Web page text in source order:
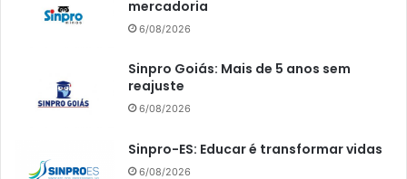
mercadoria
6/08/2026
Sinpro Goiás: Mais de 5 anos sem
reajuste
6/08/2026
Sinpro-ES: Educar é transformar vidas
6/08/2026